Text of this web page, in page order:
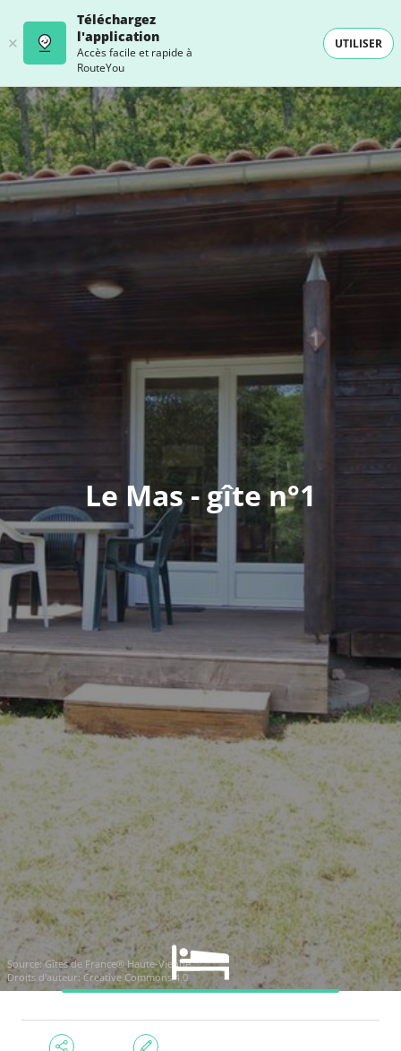
Téléchargez
l'application
Accès facile et rapide à
RouteYou
UTILISER
Le Mas - gîte n°1
Source: Gîtes de France® Haute-Vienne
Droits d'auteur: Creative Commons 4.0